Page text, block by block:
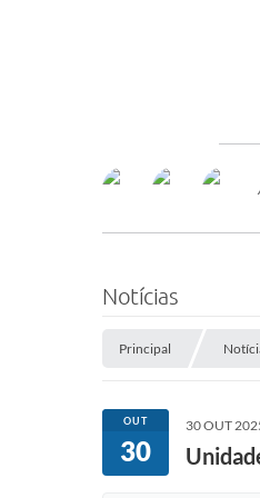
SEMED
Processo de
Concursos e
Notícias
Principal
OUT
30
30 OUT